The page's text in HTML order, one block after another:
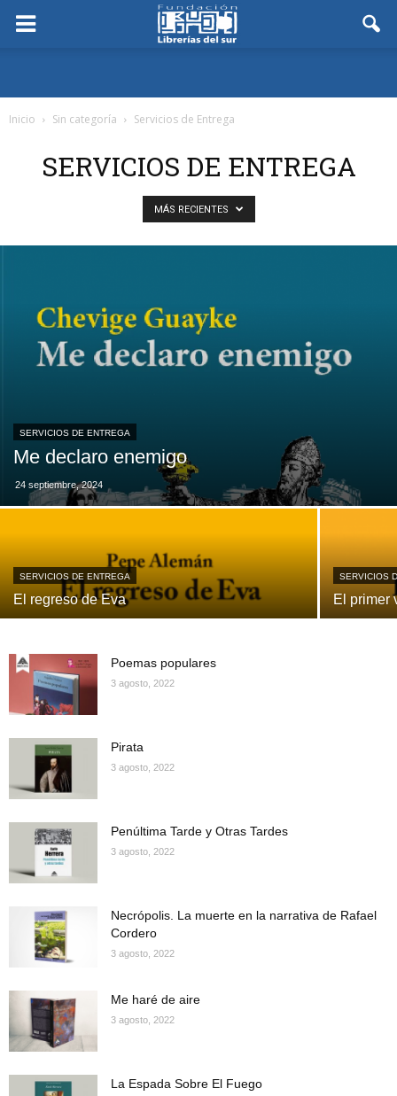
Inicio Sin categoría Servicios de Entrega
SERVICIOS DE ENTREGA
MÁS RECIENTES
SERVICIOS DE ENTREGA
Me declaro enemigo
24 septiembre, 2024
SERVICIOS DE ENTREGA
El regreso de Eva
SERVICIOS
El primer
Poemas populares
3 agosto, 2022
Pirata
3 agosto, 2022
Penúltima Tarde y Otras Tardes
3 agosto, 2022
Necrópolis. La muerte en la narrativa de Rafael
Cordero
3 agosto, 2022
Me haré de aire
3 agosto, 2022
La Espada Sobre El Fuego